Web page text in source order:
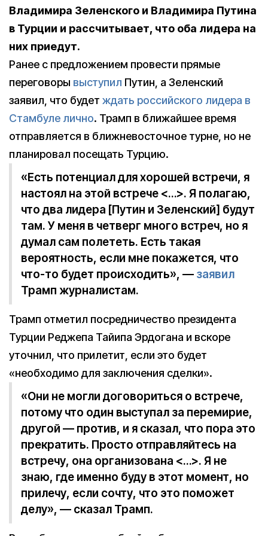
Владимира Зеленского и Владимира Путина
в Турции и рассчитывает, что оба лидера на
них приедут.
Ранее с предложением провести прямые
переговоры выступил Путин, а Зеленский
заявил, что будет ждать российского лидера в
Стамбуле лично. Трамп в ближайшее время
отправляется в ближневосточное турне, но не
планировал посещать Турцию.
«Есть потенциал для хорошей встречи, я
настоял на этой встрече <…>. Я полагаю,
что два лидера [Путин и Зеленский] будут
там. У меня в четверг много встреч, но я
думал сам полететь. Есть такая
вероятность, если мне покажется, что
что-то будет происходить», — заявил
Трамп журналистам.
Трамп отметил посредничество президента
Турции Реджепа Тайипа Эрдогана и вскоре
уточнил, что прилетит, если это будет
«необходимо для заключения сделки».
«Они не могли договориться о встрече,
потому что один выступал за перемирие,
другой — против, и я сказал, что пора это
прекратить. Просто отправляйтесь на
встречу, она организована <…>. Я не
знаю, где именно буду в этот момент, но
прилечу, если сочту, что это поможет
делу», — сказал Трамп.